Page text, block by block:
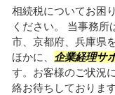
相続税についてお困
ください。 当事務所
市、京都府、兵庫県
ほかに、 企業経理サ
す。お客様のご状況
絡お待ちしております